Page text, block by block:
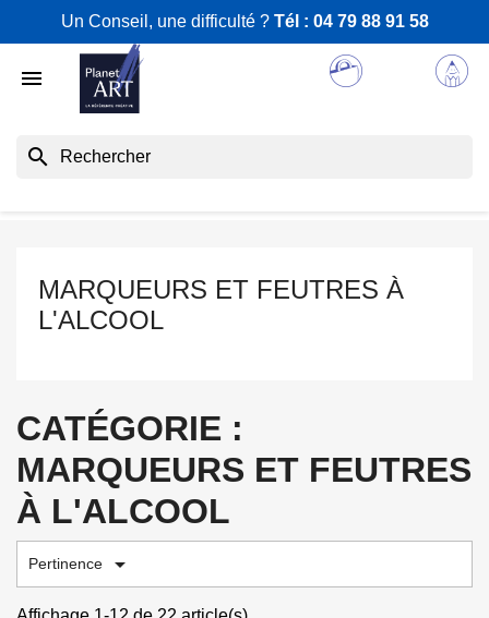
Un Conseil, une difficulté ? Tél : 04 79 88 91 58

search
MARQUEURS ET FEUTRES À
L'ALCOOL
CATÉGORIE :
MARQUEURS ET FEUTRES
À L'ALCOOL
Pertinence 